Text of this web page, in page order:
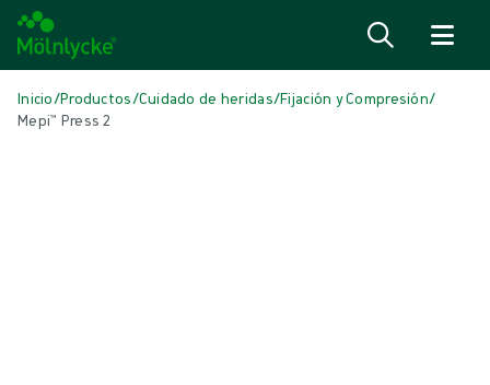
Inicio/Productos/Cuidado de heridas/Fijación y Compresión/
Mepi™ Press 2